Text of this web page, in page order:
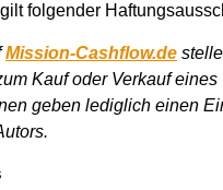
folgender
Mission-Cashflow.de
Kauf oder Verkauf eines
geben lediglich einen